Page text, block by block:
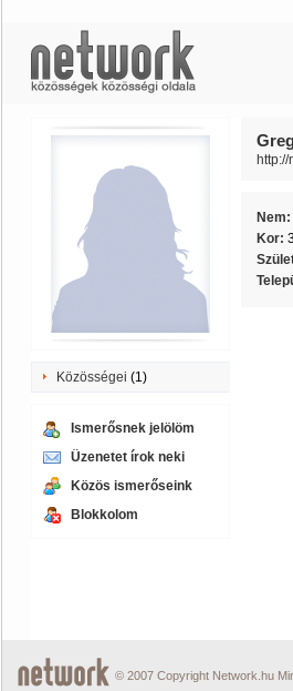
Közösségei (1)
Ismerősnek jelölöm
Üzenetet írok neki
Közös ismerőseink
Blokkolom
Nem:
Kor:
© 2007 Copyright Network.hu